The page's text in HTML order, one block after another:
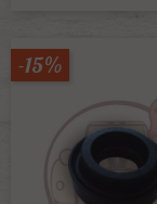
-15%